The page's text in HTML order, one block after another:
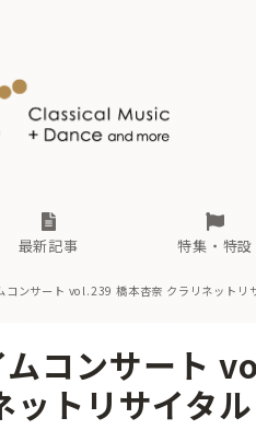
最新記事
古楽とその先と
特集・特設
現場のプロが推す！間違い
無料ライブ配信スケジュール
あ か
古楽とその先と
無料ライブ配信スケジュール
あ か さ
コンサート vol.239橋本杏奈 クラリネットリ
コンサート
ットリサイタル